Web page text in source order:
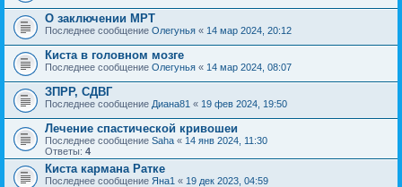
О заключении МРТ
Последнее сообщение Олегунья « 14 мар 2024, 20:12
Киста в головном мозге
Последнее сообщение Олегунья « 14 мар 2024, 08:07
ЗПРР, СДВГ
Последнее сообщение Диана81 « 19 фев 2024, 19:50
Лечение спастической кривошеи
Последнее сообщение Saha « 14 янв 2024, 11:30
Ответы: 4
Киста кармана Ратке
Последнее сообщение Яна1 « 19 дек 2023, 04:59